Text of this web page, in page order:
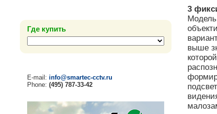
Где купить
E-mail: info@smartec-cctv.ru
Phone: (495) 787-33-42
3
выше